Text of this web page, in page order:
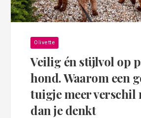
Olivette
Veilig én stijlvol op
hond. Waarom een
tuigje meer verschil
dan je denkt